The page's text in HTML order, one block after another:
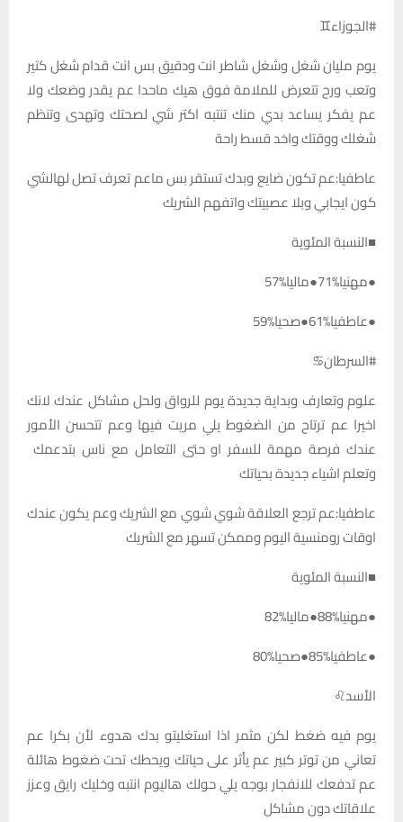
#الجوزاء♊️
يوم مليان شغل وشغل شاطر انت ودقيق بس انت قدام شغل كتير
وتعب ورح تتعرض للملامة فوق هيك ماحدا عم يقدر وضعك ولا
عم يفكر يساعد بدي منك تنتبه اكتر شي لصحتك وتهدى وتنظم
شغلك ووقتك واخد قسط راحة
عاطفيا:عم تكون ضايع وبدك تستقر بس ماعم تعرف تصل لهالشي
كون ايجابي وبلا عصبيتك واتفهم الشريك
■النسبة المئوية
●مهنيا%71●ماليا%57
●عاطفيا%61●صحيا%59
#السرطان♋️
علوم وتعارف وبداية جديدة يوم للرواق ولحل مشاكل عندك لانك
اخيرا عم ترتاح من الضغوط يلي مريت فيها وعم تتحسن الأمور
عندك فرصة مهمة للسفر او حتى التعامل مع ناس بتدعمك
وتعلم اشياء جديدة بحياتك
عاطفيا:عم ترجع العلاقة شوي شوي مع الشريك وعم يكون عندك
اوقات رومنسية اليوم وممكن تسهر مع الشريك
■النسبة المئوية
●مهنيا%88●ماليا%82
●عاطفيا%85●صحيا%80
الأسد♌️
يوم فيه ضغط لكن مثمر اذا استغليتو بدك هدوء لأن بكرا عم
تعاني من توتر كبير عم يأثر على حياتك ويحطك تحت ضغوط هائلة
عم تدفعك للانفجار بوجه يلي حولك هاليوم انتبه وخليك رايق وعزز
علاقاتك دون مشاكل